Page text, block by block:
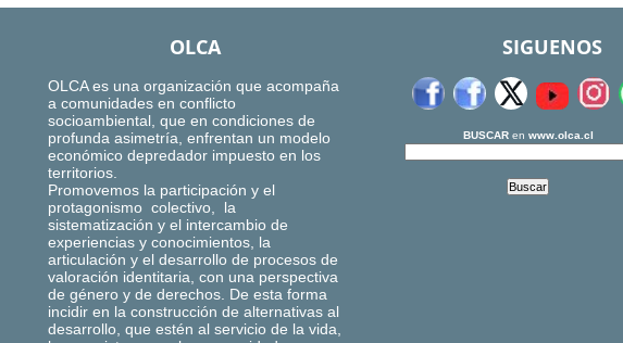
OLCA
OLCA es una organización que acompaña
a comunidades en conflicto
socioambiental, que en condiciones de
profunda asimetría, enfrentan un modelo
económico depredador impuesto en los
territorios.
Promovemos la participación y el
protagonismo colectivo, la
sistematización y el intercambio de
experiencias y conocimientos, la
articulación y el desarrollo de procesos de
valoración identitaria, con una perspectiva
de género y de derechos. De esta forma
incidir en la construcción de alternativas al
desarrollo, que estén al servicio de la vida,
SIGUENOS
BUSCARen www.olca.cl